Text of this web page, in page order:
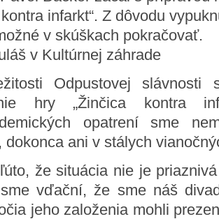
kontra infarkt“. Z dôvodu
v skúškach pokračovať.
v Kultúrnej záhrade
Odpustovej
hry „Žinčica kontra
opatrení sme
dokonca ani v stálych
že situácia nie je
vďační, že sme náš
jeho založenia mohli